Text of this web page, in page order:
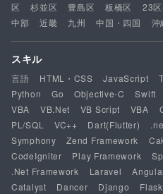
区
杉並区 豊島区 板橋区 23
中部
近畿 九州 中国・四国 沖
スキル
言語 HTML・CSS JavaScript
Python
Go Objective-C Swift
VBA
VB.Net VB Script VBA
PL/SQL
VC++ Dart(Flutter)
Symphony
Zend Framework
CodeIgniter
Play Framework
.Net Framework
Laravel
Catalyst
Dancer Django Flask